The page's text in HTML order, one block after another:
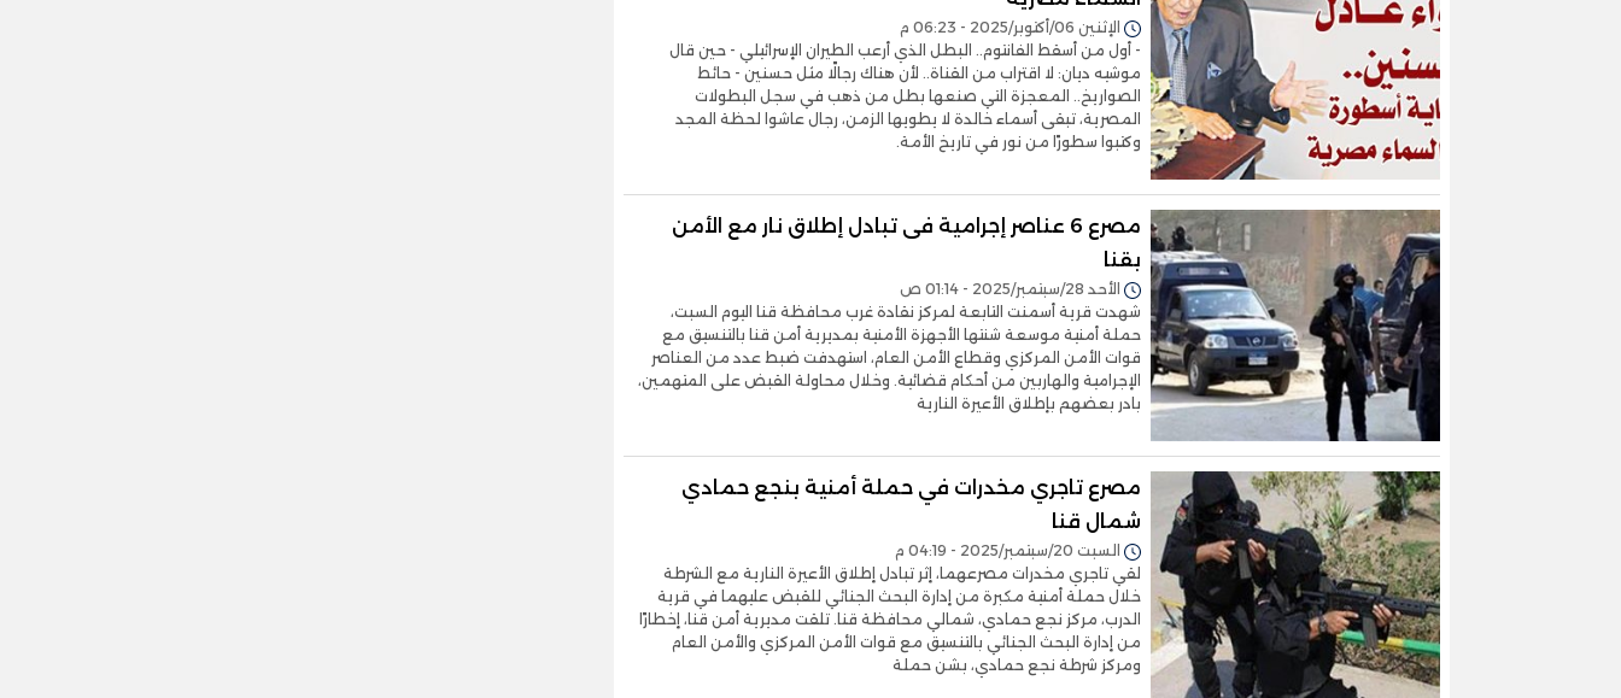
الإثنين 06/أكتوبر/2025 - 06:23 م
- أول من أسقط الفانتوم.. البطل الذي أرعب الطيران الإسرائيلي - حين قال
موشيه ديان: لا اقتراب من القناة.. لأن هناك رجالًا مثل حسنين - حائط
الصواريخ.. المعجزة التي صنعها بطل من ذهب في سجل البطولات
المصرية، تبقى أسماء خالدة لا يطويها الزمن، رجال عاشوا لحظة المجد
وكتبوا سطورًا من نور في تاريخ الأمة.
مصرع 6 عناصر إجرامية فى تبادل إطلاق نار مع الأمن
بقنا
الأحد 28/سبتمبر/2025 - 01:14 ص
شهدت قرية أسمنت التابعة لمركز نقادة غرب محافظة قنا اليوم السبت،
حملة أمنية موسعة شنتها الأجهزة الأمنية بمديرية أمن قنا بالتنسيق مع
قوات الأمن المركزي وقطاع الأمن العام، استهدفت ضبط عدد من العناصر
الإجرامية والهاربين من أحكام قضائية. وخلال محاولة القبض على المتهمين،
بادر بعضهم بإطلاق الأعيرة النارية
مصرع تاجري مخدرات في حملة أمنية بنجع حمادي
شمال قنا
السبت 20/سبتمبر/2025 - 04:19 م
لقي تاجري مخدرات مصرعهما، إثر تبادل إطلاق الأعيرة النارية مع الشرطة
خلال حملة أمنية مكبرة من إدارة البحث الجنائي للقبض عليهما في قرية
الدرب، مركز نجع حمادي، شمالي محافظة قنا. تلقت مديرية أمن قنا، إخطارًا
من إدارة البحث الجنائي بالتنسيق مع قوات الأمن المركزي والأمن العام
ومركز شرطة نجع حمادي، بشن حملة